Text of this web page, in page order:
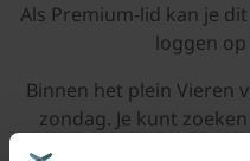
Als Premium-lid kan je
loggen
Binnen het plein Vieren
zondag. Je kunt
dagen in het kerkelijk